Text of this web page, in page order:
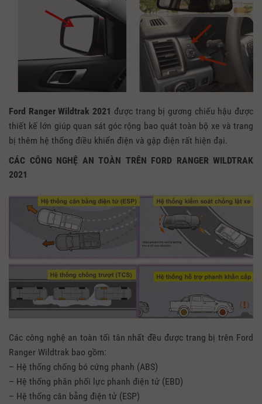
Ford Ranger Wildtrak 2021 được trang bị gương chiếu hậu được
thiết kế lớn giúp quan sát góc rộng bao quát toàn bộ xe và trang
bị thêm hệ thống điều khiển điện và gập điện rất hiện đại.
CÁC CÔNG NGHỆ AN TOÀN TRÊN FORD RANGER WILDTRAK
2021
Các công nghệ an toàn tối tân nhất đều được trang bị trên Ford
Ranger Wildtrak bao gồm:
– Hệ thống chống bó cứng phanh (ABS)
– Hệ thống phân phối lực phanh điện tử (EBD)
– Hệ thống cân bằng điện tử (ESP)